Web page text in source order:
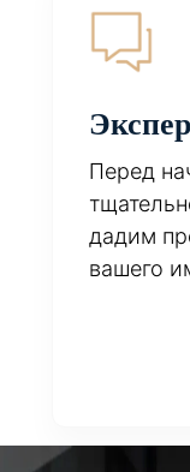
Перед
дадим
вашего